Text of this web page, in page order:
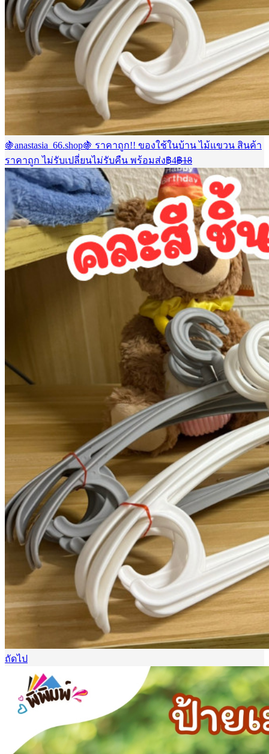
🍇anastasia_66.shop🍇 ราคาถูก!! ของใช้ในบ้าน ไม้แขวน สินค้า
ราคาถูก ไม่รับเปลี่ยนไม่รับคืน พร้อมส่ง฿4Current
price
is:
฿4.
฿18
price
was:
฿18.
ถัดไป